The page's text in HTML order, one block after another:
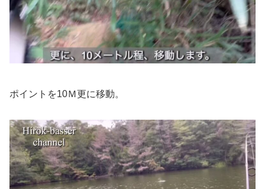
ポイントを10Ｍ更に移動。